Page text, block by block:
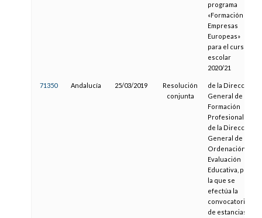
programa
«Formación en
Empresas
Europeas»
para el curso
escolar
2020/21
71350 Andalucía 25/03/2019
Resolución
conjunta
de la Dirección
General de
Formación
Profesional y
de la Dirección
General de
Ordenación y
Evaluación
Educativa, por
la que se
efectúa la
convocatoria
de estancias